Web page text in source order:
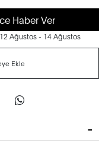
Haber Ver
12 Ağustos - 14 Ağustos
Ekle